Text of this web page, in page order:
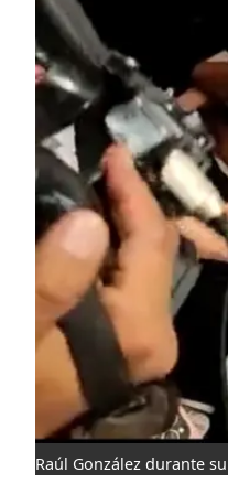
Raúl González durante